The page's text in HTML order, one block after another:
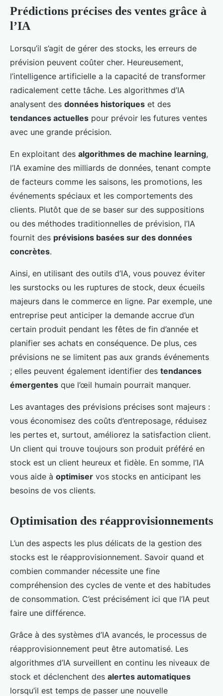
Prédictions précises des ventes grâce à
l’IA
Lorsqu’il s’agit de gérer des stocks, les erreurs de
prévision peuvent coûter cher. Heureusement,
l’intelligence artificielle a la capacité de transformer
radicalement cette tâche. Les algorithmes d’IA
analysent des données historiques et des
tendances actuelles pour prévoir les futures ventes
avec une grande précision.
En exploitant des algorithmes de machine learning,
l’IA examine des milliards de données, tenant compte
de facteurs comme les saisons, les promotions, les
événements spéciaux et les comportements des
clients. Plutôt que de se baser sur des suppositions
ou des méthodes traditionnelles de prévision, l’IA
fournit des prévisions basées sur des données
concrètes.
Ainsi, en utilisant des outils d’IA, vous pouvez éviter
les surstocks ou les ruptures de stock, deux écueils
majeurs dans le commerce en ligne. Par exemple, une
entreprise peut anticiper la demande accrue d’un
certain produit pendant les fêtes de fin d’année et
planifier ses achats en conséquence. De plus, ces
prévisions ne se limitent pas aux grands événements
; elles peuvent également identifier des tendances
émergentes que l’œil humain pourrait manquer.
Les avantages des prévisions précises sont majeurs :
vous économisez des coûts d’entreposage, réduisez
les pertes et, surtout, améliorez la satisfaction client.
Un client qui trouve toujours son produit préféré en
stock est un client heureux et fidèle. En somme, l’IA
vous aide à optimiser vos stocks en anticipant les
besoins de vos clients.
Optimisation des réapprovisionnements
L’un des aspects les plus délicats de la gestion des
stocks est le réapprovisionnement. Savoir quand et
combien commander nécessite une fine
compréhension des cycles de vente et des habitudes
de consommation. C’est précisément ici que l’IA peut
faire une différence.
Grâce à des systèmes d’IA avancés, le processus de
réapprovisionnement peut être automatisé. Les
algorithmes d’IA surveillent en continu les niveaux de
stock et déclenchent des alertes automatiques
lorsqu’il est temps de passer une nouvelle